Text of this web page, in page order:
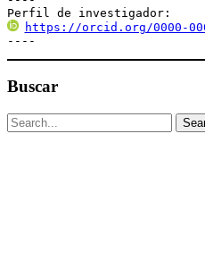
Perfil de investigador:
https://orcid.org/0000-
----
Buscar